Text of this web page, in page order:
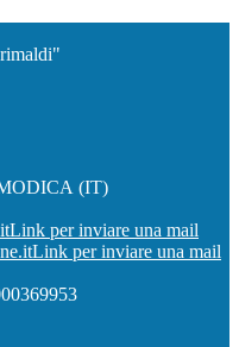
(IT)
Link per inviare una mail
Link per inviare una mail